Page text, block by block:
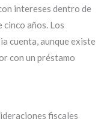
intereses dentro de
años. Los
cuenta, aunque existe
con un préstamo
fiscales